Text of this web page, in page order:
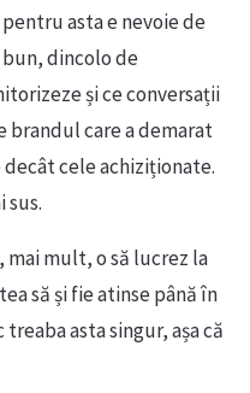
asta e nevoie de
dincolo de
și ce conversații
brandul care a demarat
cele achiziționate.
sus.
mai mult, o să lucrez la
să și fie atinse până în
asta singur, așa că